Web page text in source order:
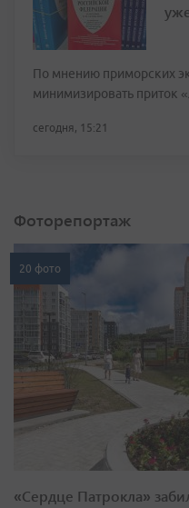
По мнению приморских
минимизировать приток
сегодня, 15:21
Фоторепортаж
20 фото
«Сердце Патрокла»